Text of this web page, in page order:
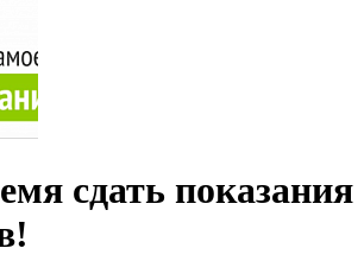
сдать показания